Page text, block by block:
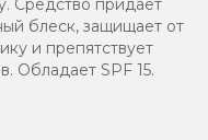
Средство придает
блеск, защищает от
и препятствует
Обладает SPF 15.